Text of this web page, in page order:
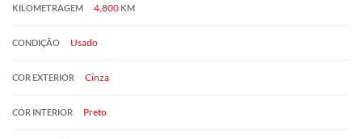
KILOMETRAGEM 4,800 KM
CONDIÇÃO Usado
COR EXTERIOR Cinza
COR INTERIOR Preto